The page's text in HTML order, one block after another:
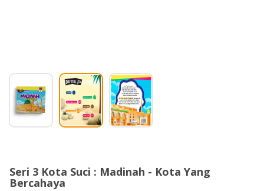
Seri 3 Kota Suci : Madinah - Kota Yang
Bercahaya